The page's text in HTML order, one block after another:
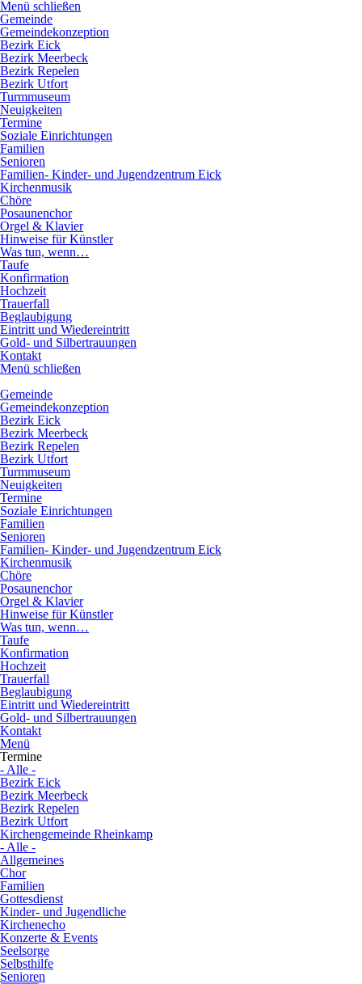
Direkt
zum
Inhalt
Menü schließen
Hauptnavigation
Gemeinde
Gemeindekonzeption
Bezirk Eick
Bezirk Meerbeck
Bezirk Repelen
Bezirk Utfort
Turmmuseum
Neuigkeiten
Termine
Soziale Einrichtungen
Familien
Senioren
Familien- Kinder- und Jugendzentrum Eick
Kirchenmusik
Chöre
Posaunenchor
Orgel & Klavier
Hinweise für Künstler
Was tun, wenn…
Taufe
Konfirmation
Hochzeit
Trauerfall
Beglaubigung
Eintritt und Wiedereintritt
Gold- und Silbertrauungen
Kontakt
Menü schließen
Hauptnavigation
Gemeinde
Gemeindekonzeption
Bezirk Eick
Bezirk Meerbeck
Bezirk Repelen
Bezirk Utfort
Turmmuseum
Neuigkeiten
Termine
Soziale Einrichtungen
Familien
Senioren
Familien- Kinder- und Jugendzentrum Eick
Kirchenmusik
Chöre
Posaunenchor
Orgel & Klavier
Hinweise für Künstler
Was tun, wenn…
Taufe
Konfirmation
Hochzeit
Trauerfall
Beglaubigung
Eintritt und Wiedereintritt
Gold- und Silbertrauungen
Kontakt
Menü
Termine
- Alle -
Bezirk Eick
Bezirk Meerbeck
Bezirk Repelen
Bezirk Utfort
Kirchengemeinde Rheinkamp
- Alle -
Allgemeines
Chor
Familien
Gottesdienst
Kinder- und Jugendliche
Kirchenecho
Konzerte & Events
Seelsorge
Selbsthilfe
Senioren